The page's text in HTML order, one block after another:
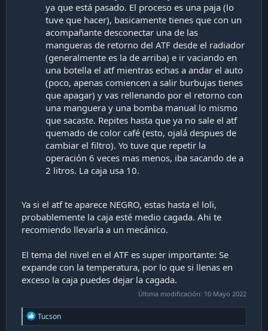
ya que está pasado. El proceso es una paja (lo
tuve que hacer), basicamente tienes que con un
acompañante desconectar una de las
mangueras de retorno del ATF desde el radiador
(generalmente es la de arriba) e ir vaciando en
una botella el atf mientras echas a andar el auto
(poco, apenas comiencen a salir burbujas tienes
que apagar) y vas rellenando por el retorno con
una manguera y una bomba manual lo mismo
que sacaste. Repites hasta que ya no sale el atf
quemado de color café (esto, ojalá despues de
cambiar el filtro). Yo tuve que repetir la
operación 6 veces mas menos, iba sacando de a
2 litros. La caja usa 10.
Ya si el atf te aparece NEGRO, estas hasta el loli,
probablemente la caja esté medio cagada. Ahi te
recomiendo llevarla a un mecánico.
El tema del nivel en el ATF es super importante: Se
expande con la temperatura, por lo que si llenas en
exceso la caja puedes dejar la cagada.
Última modificación: 10 Mayo 2022
R
e
Tucson